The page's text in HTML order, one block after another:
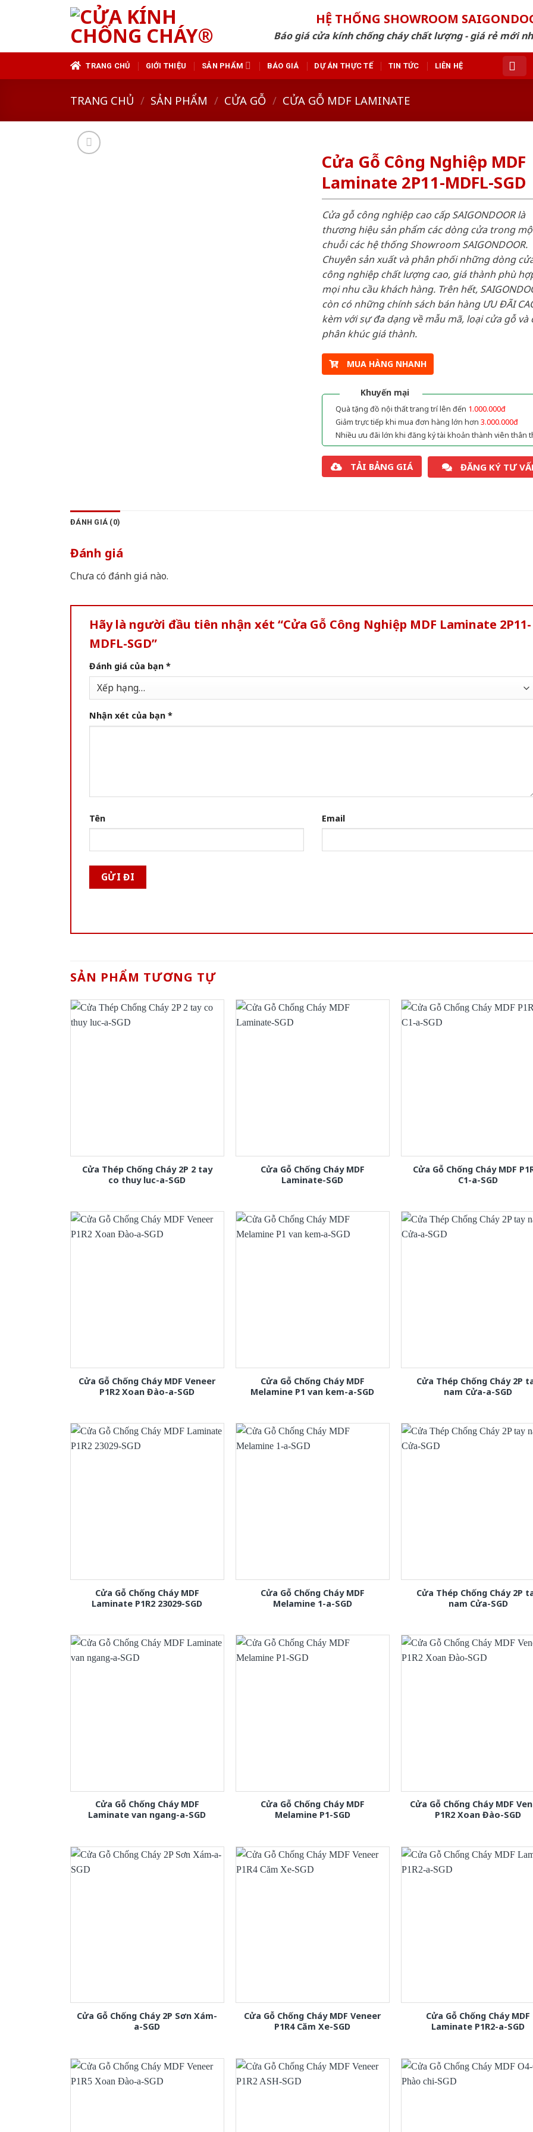
HỆ THỐNG SHOWROOM
Báo giá cửa kính chống cháy chất lượng - giá rẻ mới
TRANG CHỦ GIỚI THIỆU SẢN PHẨM BÁO GIÁ DỰ ÁN THỰC TẾ TIN TỨC LIÊN HỆ
TRANG CHỦ / SẢN PHẨM / CỬA GỖ / CỬA GỖ MDF LAMINATE
Cửa Gỗ Công Nghiệp MDF
Laminate 2P11-MDFL-SGD
Cửa gỗ công nghiệp cao cấp SAIGONDOOR là
thương hiệu sản phẩm các dòng cửa trong
chuỗi các hệ thống Showroom SAIGONDOOR.
Chuyên sản xuất và phân phối những dòng
công nghiệp chất lượng cao, giá thành phù
mọi nhu cầu khách hàng. Trên hết,
còn có những chính sách bán hàng ƯU ĐÃI
kèm với sự đa dạng về mẫu mã, loại cửa gỗ và
phân khúc giá thành.
MUA HÀNG NHANH
Khuyến mại
Quà tặng đồ nội thất trang trí lên đến 1.000.000đ
Giảm trực tiếp khi mua đơn hàng lớn hơn 3.000.000đ
Nhiều ưu đãi lớn khi đăng ký tài khoản thành viên thân
TẢI BẢNG GIÁ ĐĂNG KÝ TƯ
ĐÁNH GIÁ (0)
Đánh giá
Chưa có đánh giá nào.
Hãy là người đầu tiên nhận xét “Cửa Gỗ Công Nghiệp MDF Laminate 2P11-
MDFL-SGD”
Đánh giá của bạn *
Nhận xét của bạn *
Tên Email
SẢN PHẨM TƯƠNG TỰ
Cửa Thép Chống Cháy 2P 2 tay
co thuy luc-a-SGD
Cửa Gỗ Chống Cháy MDF
Laminate-SGD
Cửa Gỗ Chống Cháy MDF
C1-a-SGD
Cửa Gỗ Chống Cháy MDF Veneer
P1R2 Xoan Đào-a-SGD
Cửa Gỗ Chống Cháy MDF
Melamine P1 van kem-a-SGD
Cửa Thép Chống Cháy 2P
nam Cửa-a-SGD
Cửa Gỗ Chống Cháy MDF
Laminate P1R2 23029-SGD
Cửa Gỗ Chống Cháy MDF
Melamine 1-a-SGD
Cửa Thép Chống Cháy 2P
nam Cửa-SGD
Cửa Gỗ Chống Cháy MDF
Laminate van ngang-a-SGD
Cửa Gỗ Chống Cháy MDF
Melamine P1-SGD
Cửa Gỗ Chống Cháy MDF
P1R2 Xoan Đào-SGD
Cửa Gỗ Chống Cháy 2P Sơn Xám-
a-SGD
Cửa Gỗ Chống Cháy MDF Veneer
P1R4 Căm Xe-SGD
Cửa Gỗ Chống Cháy MDF
Laminate P1R2-a-SGD